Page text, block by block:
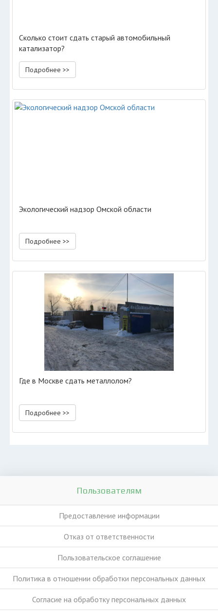
Сколько стоит сдать старый автомобильный
катализатор?
Подробнее >>
Экологический надзор Омской области
Подробнее >>
Где в Москве сдать металлолом?
Подробнее >>
Пользователям
Предоставление информации
Отказ от ответственности
Пользовательское соглашение
Политика в отношении обработки персональных данных
Согласие на обработку персональных данных